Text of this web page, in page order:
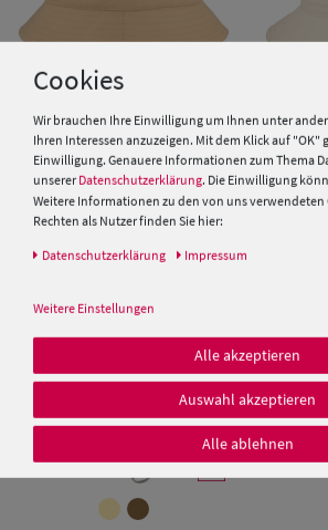
Fiebig Fischer-Hut mit 2
Taschen aus Baumwolle
Cookies
Wir brauchen Ihre Einwilligung um Ihnen unter
Ihren Interessen anzuzeigen. Mit dem Klick auf "OK"
Einwilligung. Genauere Informationen zum Thema
unserer Datenschutzerklärung. Die Einwilligung
Weitere Informationen zu den von uns verwendeten
Rechten als Nutzer finden Sie hier:
Daten­schutz­erklärung Impressum
Weitere Einstellungen
Alle akzeptieren
Auswahl akzeptieren
Alle ablehnen